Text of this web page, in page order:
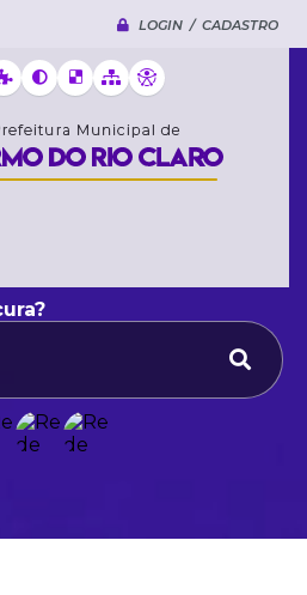
LOGIN / CADASTRO
voce procura?